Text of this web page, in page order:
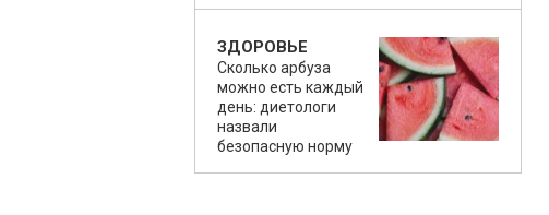
ЗДОРОВЬЕ
Сколько арбуза
можно есть каждый
день: диетологи
назвали
безопасную норму